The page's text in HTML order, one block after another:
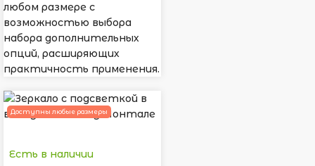
любом размере с
возможностью выбора
набора дополнительных
опций, расширяющих
практичность применения.
Доступны любые размеры
Есть в наличии